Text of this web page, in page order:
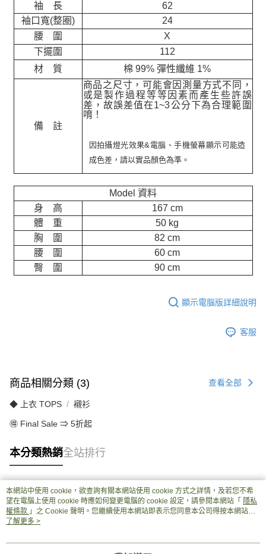
袖 長
62
袖口寬(整圈)
24
腰 圍
X
下擺圍
112
材 質
棉 99% 彈性纖維 1%
備 註
商品之尺寸，可能會因測量方式不同，
或是製作過程等等因素而產生些許誤
差，故誤差值在1~3公分下為合理範圍
唷！
因拍攝燈光效果&電腦、手機螢幕顯示可能造
成色差，請以實品顏色為準。
Model 資料
身 高
167 cm
體 重
50 kg
胸 圍
82 cm
腰 圍
60 cm
臀 圍
90 cm
顯示電腦版詳細說明
客服
商品相關分類 (3) 查看全部
◆ 上衣 TOPS 襯衫
🉐 Final Sale ⇒ 5折起
本分類熱銷全站排行
熱門標籤
本網站中使用 cookie，欲查詢有關本網站使用 cookie 方式之詳情，及若您不希
望在電腦上使用 cookie 時應如何變更電腦的 cookie 設定，請參閱本網站「 隱私
權條款 」之 Cookie 聲明。您繼續使用本網站即表示您同意本公司得按本網站使
用條款之 Cookie 聲明使用 cookie。
了解更多 >